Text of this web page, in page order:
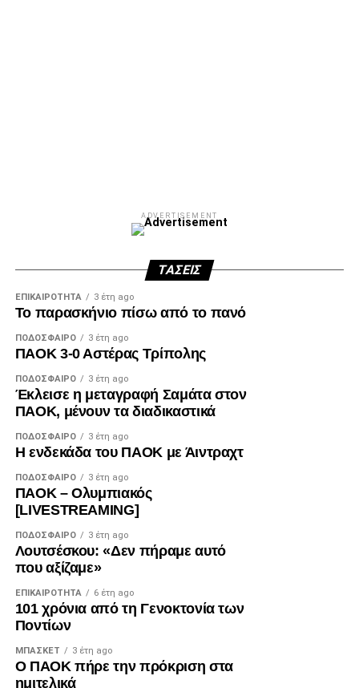
ADVERTISEMENT
ΤΆΣΕΙΣ
ΕΠΙΚΑΙΡΌΤΗΤΑ 3 έτη ago
Το παρασκήνιο πίσω από το πανό
ΠΟΔΌΣΦΑΙΡΟ 3 έτη ago
ΠΑΟΚ 3-0 Αστέρας Τρίπολης
ΠΟΔΌΣΦΑΙΡΟ 3 έτη ago
Έκλεισε η μεταγραφή Σαμάτα στον
ΠΑΟΚ, μένουν τα διαδικαστικά
ΠΟΔΌΣΦΑΙΡΟ 3 έτη ago
Η ενδεκάδα του ΠΑΟΚ με Άιντραχτ
ΠΟΔΌΣΦΑΙΡΟ 3 έτη ago
ΠΑΟΚ – Ολυμπιακός
[LIVESTREAMING]
ΠΟΔΌΣΦΑΙΡΟ 3 έτη ago
Λουτσέσκου: «Δεν πήραμε αυτό
που αξίζαμε»
ΕΠΙΚΑΙΡΌΤΗΤΑ 6 έτη ago
101 χρόνια από τη Γενοκτονία των
Ποντίων
ΜΠΆΣΚΕΤ 3 έτη ago
Ο ΠΑΟΚ πήρε την πρόκριση στα
ημιτελικά